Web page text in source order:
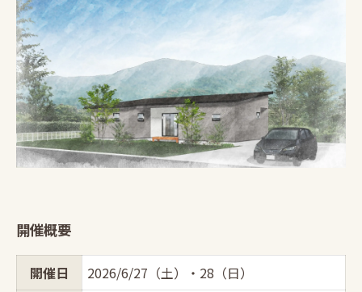
開催概要
開催日
2026/6/27（土）・28（日）